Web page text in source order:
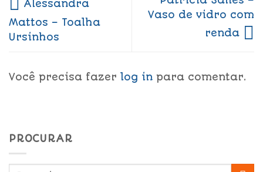
Alessandra
Mattos – Toalha
Ursinhos
Vaso de vidro com
renda
Você precisa fazer log in para comentar.
PROCURAR